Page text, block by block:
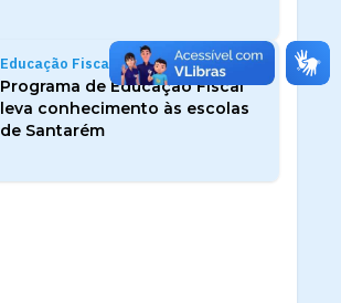
Educação Fiscal
Programa de Educação Fiscal
leva conhecimento às escolas
de Santarém